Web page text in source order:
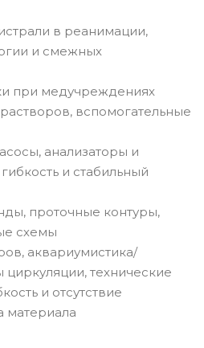
в реанимации,
и смежных
при медучреждениях
вспомогательные
анализаторы и
и стабильный
проточные контуры,
схемы
аквариумистика/
технические
и отсутствие
материала